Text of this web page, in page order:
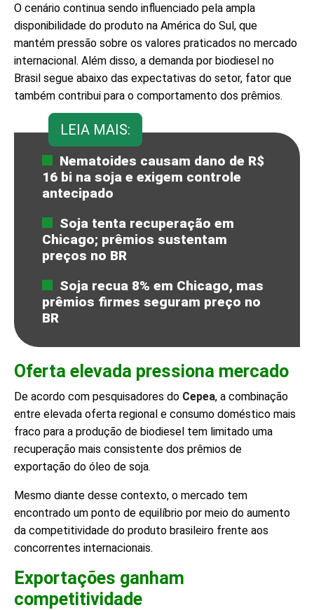
O cenário continua sendo influenciado pela ampla
disponibilidade do produto na América do Sul, que
mantém pressão sobre os valores praticados no mercado
internacional. Além disso, a demanda por biodiesel no
Brasil segue abaixo das expectativas do setor, fator que
também contribui para o comportamento dos prêmios.
LEIA MAIS:
Nematoides causam dano de R$
16 bi na soja e exigem controle
antecipado
Soja tenta recuperação em
Chicago; prêmios sustentam
preços no BR
Soja recua 8% em Chicago, mas
prêmios firmes seguram preço no
BR
Oferta elevada pressiona mercado
De acordo com pesquisadores do Cepea, a combinação
entre elevada oferta regional e consumo doméstico mais
fraco para a produção de biodiesel tem limitado uma
recuperação mais consistente dos prêmios de
exportação do óleo de soja.
Mesmo diante desse contexto, o mercado tem
encontrado um ponto de equilíbrio por meio do aumento
da competitividade do produto brasileiro frente aos
concorrentes internacionais.
Exportações ganham
competitividade